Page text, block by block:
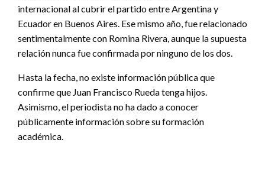
internacional al cubrir el partido entre Argentina y
Ecuador en Buenos Aires. Ese mismo año, fue relacionado
sentimentalmente con Romina Rivera, aunque la supuesta
relación nunca fue confirmada por ninguno de los dos.
Hasta la fecha, no existe información pública que
confirme que Juan Francisco Rueda tenga hijos.
Asimismo, el periodista no ha dado a conocer
públicamente información sobre su formación
académica.